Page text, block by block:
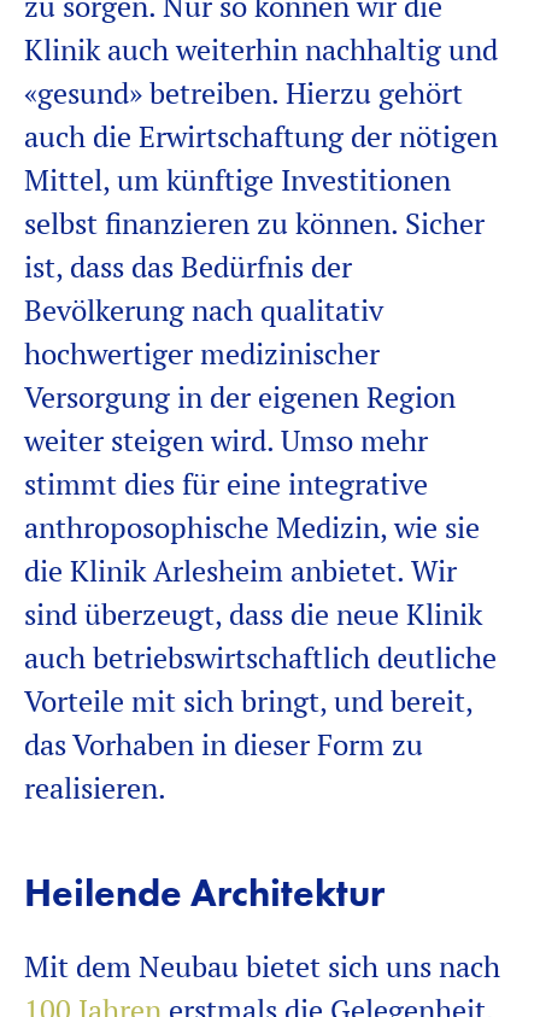
Klinik auch weiterhin nachhaltig und
«gesund» betreiben. Hierzu gehört
auch die Erwirtschaftung der nötigen
Mittel, um künftige Investitionen
selbst finanzieren zu können. Sicher
ist, dass das Bedürfnis der
Bevölkerung nach qualitativ
hochwertiger medizinischer
Versorgung in der eigenen Region
weiter steigen wird. Umso mehr
stimmt dies für eine integrative
anthroposophische Medizin, wie sie
die Klinik Arlesheim anbietet. Wir
sind überzeugt, dass die neue Klinik
auch betriebswirtschaftlich deutliche
Vorteile mit sich bringt, und bereit,
das Vorhaben in dieser Form zu
realisieren.
Heilende Architektur
Mit dem Neubau bietet sich uns nach